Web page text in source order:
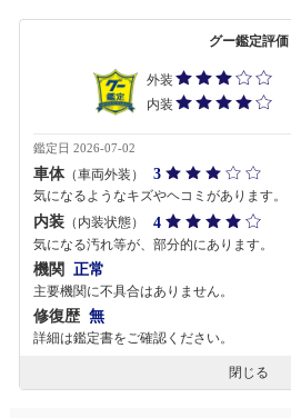
グー鑑定評価
外装
内装
鑑定日 2026-07-02
車体（車両外装） 3
気になるようなキズやヘコミがあります。
内装 （内装状態） 4
気になる汚れ等が、部分的にあります。
機関 正常
主要機関に不具合はありません。
修復歴 無
詳細は鑑定書をご確認ください。
閉じる